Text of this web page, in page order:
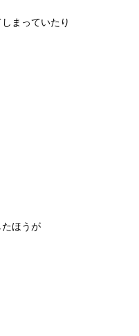
まっていたり
ほうが